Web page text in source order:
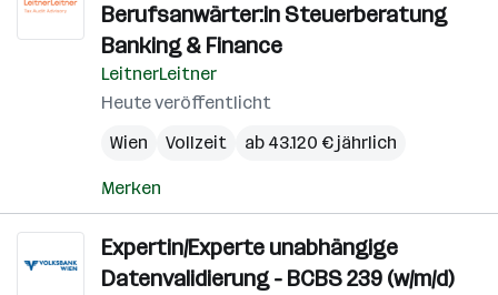
Berufsanwärter:in Steuerberatung
Banking & Finance
LeitnerLeitner
Heute veröffentlicht
Wien
Vollzeit ab 43.120 € jährlich
Merken
Expertin/Experte unabhängige
Datenvalidierung - BCBS 239 (w/m/d)